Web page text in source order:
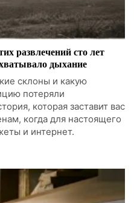
развлечений сто лет
дыхание
склоны и какую
потеряли
которая заставит вас
когда для настоящего
и интернет.